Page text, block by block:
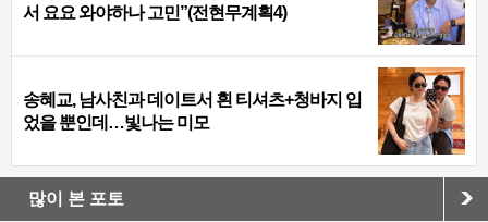
서 요요 와야하나 고민”(전현무계획4)
송혜교, 남사친과 데이트서 흰 티셔츠+청바지 입
었을 뿐인데…빛나는 미모
많이 본 포토